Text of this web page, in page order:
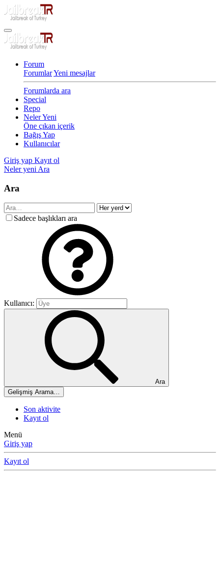
Forum
ForumlarYeni mesajlar
Forumlarda ara
Special
Repo
Neler Yeni
Öne çıkan içerik
Bağış Yap
Kullanıcılar
Giriş yap Kayıt ol
Neler yeni Ara
Ara
Sadece başlıkları ara
Kullanıcı:
Ara
Gelişmiş Arama…
Son aktivite
Kayıt ol
Menü
Giriş yap
Kayıt ol